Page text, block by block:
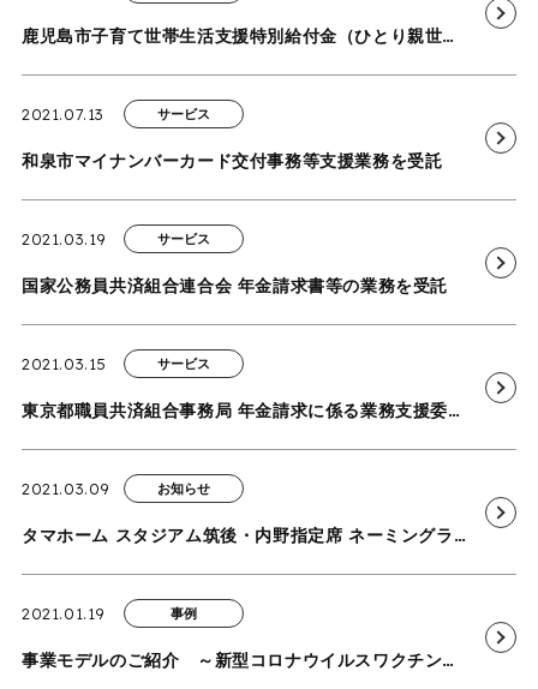
鹿児島市子育て世帯生活支援特別給付金（ひとり親世帯以外分）申請受付等業務を受託-申請受付・審査・相談窓口等業務の事務局運営代行サービスの運営-
2021.07.13 サービス
和泉市マイナンバーカード交付事務等支援業務を受託
2021.03.19 サービス
国家公務員共済組合連合会 年金請求書等の業務を受託
2021.03.15 サービス
東京都職員共済組合事務局 年金請求に係る業務支援委託を再受託
2021.03.09 お知らせ
タマホーム スタジアム筑後・内野指定席 ネーミングライツ契約締結のお知らせ
2021.01.19 事例
事業モデルのご紹介 ～新型コロナウイルスワクチン接種体制確保事業～ を追加しました